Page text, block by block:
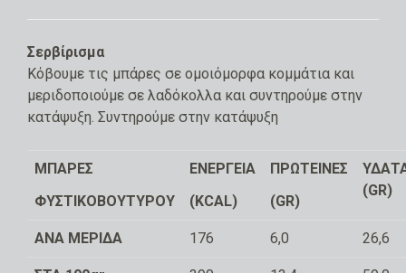
Σερβίρισμα
Κόβουμε τις μπάρες σε ομοιόμορφα κομμάτια και
μεριδοποιούμε σε λαδόκολλα και συντηρούμε στην
κατάψυξη. Συντηρούμε στην κατάψυξη
ΜΠΑΡΕΣ
ΦΥΣΤΙΚΟΒΟΥΤΥΡΟΥ
ΕΝΕΡΓΕΙΑ
(KCAL)
ΠΡΩΤΕΙΝΕΣ
(GR)
(GR)
ΑΝΑ ΜΕΡΙΔΑ 176 6,0 26,6